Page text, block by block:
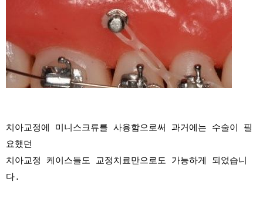
치아교정에 미니스크류를 사용함으로써 과거에는 수술이 필
요했던
치아교정 케이스들도 교정치료만으로도 가능하게 되었습니
다.